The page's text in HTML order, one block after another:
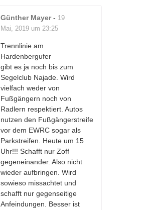
Günther Mayer- 19
Mai, 2019 um 23:25
Trennlinie am
Hardenbergufer
gibt es ja noch bis zum
Segelclub Najade. Wird
vielfach weder von
Fußgängern noch von
Radlern respektiert. Autos
nutzen den Fußgängerstreife
vor dem EWRC sogar als
Parkstreifen. Heute um 15
Uhr!!! Schafft nur Zoff
gegeneinander. Also nicht
wieder aufbringen. Wird
sowieso missachtet und
schafft nur gegenseitige
Anfeindungen. Besser ist